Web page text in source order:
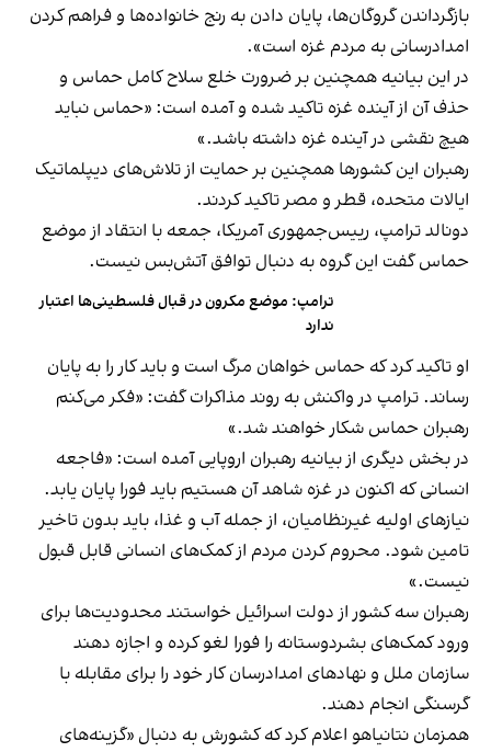
بازگرداندن گروگان‌ها، پایان دادن به رنج خانواده‌ها و فراهم کردن
امدادرسانی به مردم غزه است».
در این بیانیه همچنین بر ضرورت خلع سلاح کامل حماس و
حذف آن از آینده غزه تاکید شده و آمده است: «حماس نباید
هیچ نقشی در آینده غزه داشته باشد.»
رهبران این کشورها همچنین بر حمایت از تلاش‌های دیپلماتیک
ایالات متحده، قطر و مصر تاکید کردند.
دونالد ترامپ، رییس‌جمهوری آمریکا، جمعه با انتقاد از موضع
حماس گفت این گروه به دنبال توافق آتش‌بس نیست.
ترامپ: موضع مکرون در قبال فلسطینی‌ها اعتبار
ندارد
او تاکید کرد که حماس خواهان مرگ است و باید کار را به پایان
رساند. ترامپ در واکنش به روند مذاکرات گفت: «فکر می‌کنم
رهبران حماس شکار خواهند شد.»
در بخش دیگری از بیانیه رهبران اروپایی آمده است: «فاجعه
انسانی که اکنون در غزه شاهد آن هستیم باید فورا پایان یابد.
نیازهای اولیه غیرنظامیان، از جمله آب و غذا، باید بدون تاخیر
تامین شود. محروم کردن مردم از کمک‌های انسانی قابل قبول
نیست.»
رهبران سه کشور از دولت اسرائیل خواستند محدودیت‌ها برای
ورود کمک‌های بشردوستانه را فورا لغو کرده و اجازه دهند
سازمان ملل و نهادهای امدادرسان کار خود را برای مقابله با
گرسنگی انجام دهند.
همزمان نتانیاهو اعلام کرد که کشورش به دنبال «گزینه‌های